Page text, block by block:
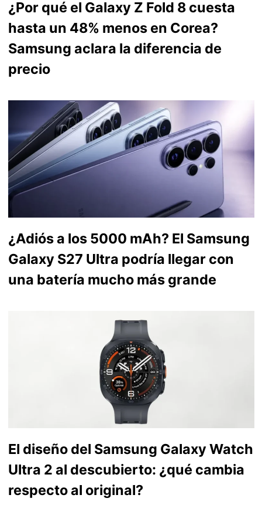
¿Por qué el Galaxy Z Fold 8 cuesta
hasta un 48% menos en Corea?
Samsung aclara la diferencia de
precio
¿Adiós a los 5000 mAh? El Samsung
Galaxy S27 Ultra podría llegar con
una batería mucho más grande
El diseño del Samsung Galaxy Watch
Ultra 2 al descubierto: ¿qué cambia
respecto al original?